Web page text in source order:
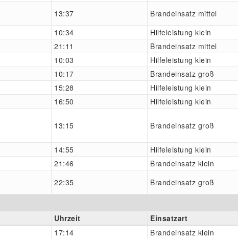
13:37 Brandeinsatz mittel
10:34 Hilfeleistung klein
21:11 Brandeinsatz mittel
10:03 Hilfeleistung klein
10:17 Brandeinsatz groß
15:28 Hilfeleistung klein
16:50 Hilfeleistung klein
13:15 Brandeinsatz groß
14:55 Hilfeleistung klein
21:46 Brandeinsatz klein
22:35 Brandeinsatz groß
Uhrzeit Einsatzart
17:14 Brandeinsatz klein